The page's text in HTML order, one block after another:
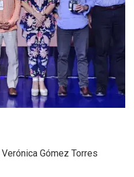
Verónica Gómez Torres